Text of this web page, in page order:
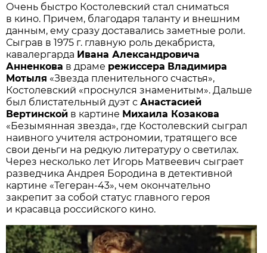
Очень быстро Костолевский стал сниматься
в кино. Причем, благодаря таланту и внешним
данным, ему сразу доставались заметные роли.
Сыграв в 1975 г. главную роль декабриста,
кавалергарда Ивана Александровича
Анненкова в драме режиссера Владимира
Мотыля «Звезда пленительного счастья»,
Костолевский «проснулся знаменитым». Дальше
был блистательный дуэт сАнастасией
Вертинской в картине Михаила Козакова
«Безымянная звезда», где Костолевский сыграл
наивного учителя астрономии, тратящего все
свои деньги на редкую литературу о светилах.
Через несколько лет Игорь Матвеевич сыграет
разведчика Андрея Бородина в детективной
картине «Тегеран-43», чем окончательно
закрепит за собой статус главного героя
и красавца российского кино.